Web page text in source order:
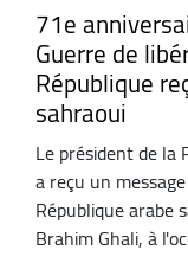
71e
Guerre de
République
sahraoui
Le président de la
a reçu un
République arabe
Brahim Ghali, à